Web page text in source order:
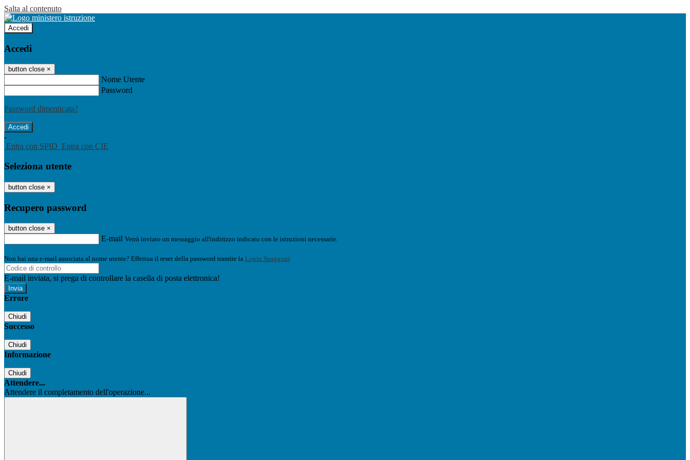
Salta al contenuto
Accedi
Accedi
button close ×
Nome Utente
Password
Password dimenticata?
-
Entra con SPID Entra con CIE
Seleziona utente
button close ×
Recupero password
button close ×
E-mail Verrà inviato un messaggio all'indirizzo indicato con le istruzioni necessarie.
Non hai una e-mail associata al nome utente? Effettua il reset della password tramite la Login Spaggiari
E-mail inviata, si prega di controllare la casella di posta elettronica!
Errore
Chiudi
Successo
Chiudi
Informazione
Chiudi
Attendere...
Attendere il completamento dell'operazione...